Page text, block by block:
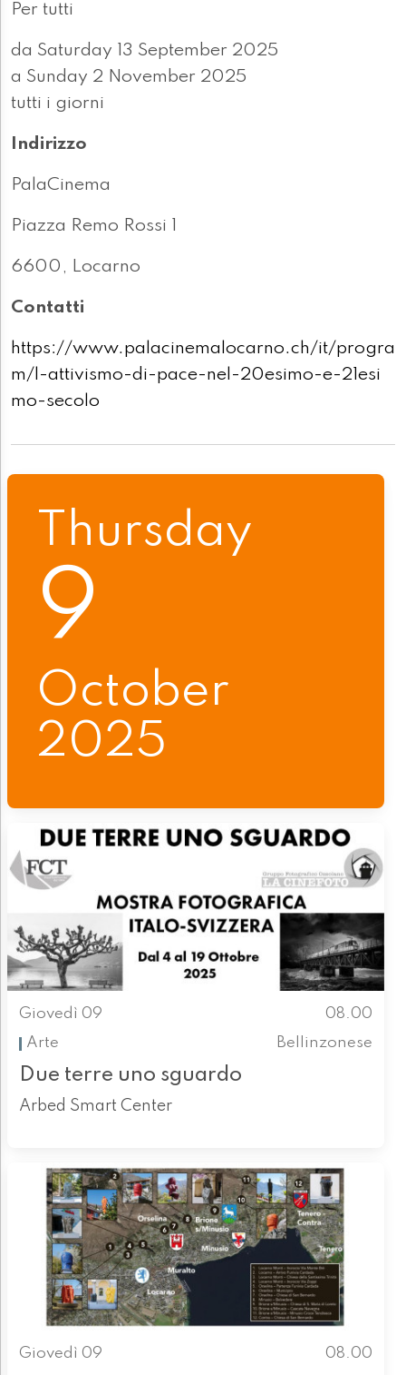
Per tutti
da Saturday 13 September 2025
a Sunday 2 November 2025
tutti i giorni
Indirizzo
PalaCinema
Piazza Remo Rossi 1
6600, Locarno
Contatti
https://www.palacinemalocarno.ch/it/progra
m/l-attivismo-di-pace-nel-20esimo-e-21esi
mo-secolo
Thursday
9
October
2025
Giovedì 09
08.00
Arte
Bellinzonese
Due terre uno sguardo
Arbed Smart Center
Giovedì 09 08.00